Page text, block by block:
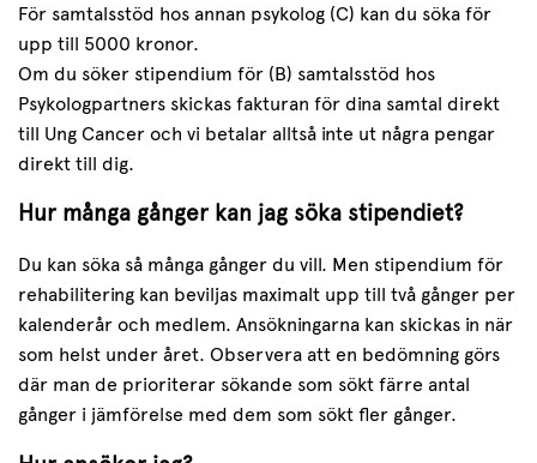
För samtalsstöd hos annan psykolog (C) kan du söka för
upp till 5000 kronor.
Om du söker stipendium för (B) samtalsstöd hos
Psykologpartners skickas fakturan för dina samtal direkt
till Ung Cancer och vi betalar alltså inte ut några pengar
direkt till dig.
Hur många gånger kan jag söka stipendiet?
Du kan söka så många gånger du vill. Men stipendium för
rehabilitering kan beviljas maximalt upp till två gånger per
kalenderår och medlem. Ansökningarna kan skickas in när
som helst under året. Observera att en bedömning görs
där man de prioriterar sökande som sökt färre antal
gånger i jämförelse med dem som sökt fler gånger.